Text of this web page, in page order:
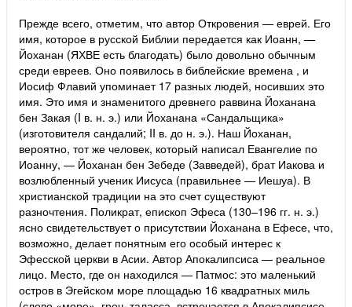
Прежде всего, отметим, что автор Откровения — еврей. Его
имя, которое в русской Библии передается как Иоанн, —
Йоханан (ЯХВЕ есть благодать) было довольно обычным
среди евреев. Оно появилось в библейские времена , и
Иосиф Флавий упоминает 17 разных людей, носивших это
имя. Это имя и знаменитого древнего раввина Йоханана
бен Закая (I в. н. э.) или Йоханана «Сандальщика»
(изготовителя сандалий; II в. до н. э.). Наш Йоханан,
вероятно, тот же человек, который написал Евангелие по
Иоанну, — Йоханан бен Зебеде (Завведей), брат Иакова и
возлюбленный ученик Иисуса (правильнее — Иешуа). В
христианской традиции на это счет существуют
разночтения. Поликрат, епископ Эфеса (130–196 гг. н. э.)
ясно свидетельствует о присутствии Йоханана в Ефесе, что,
возможно, делает понятным его особый интерес к
Эфесской церкви в Асии. Автор Апокалипсиса — реальное
лицо. Место, где он находился — Патмос: это маленький
остров в Эгейском море площадью 16 квадратных миль